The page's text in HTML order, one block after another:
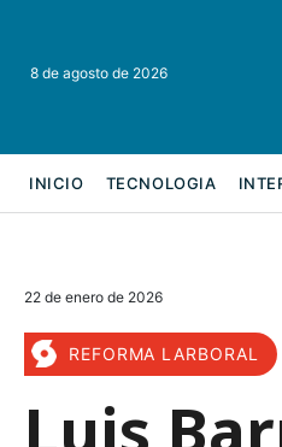
8 de agosto de 2026
INICIO TECNOLOGIA
22 de enero de 2026
REFORMA LARBORAL
Luis